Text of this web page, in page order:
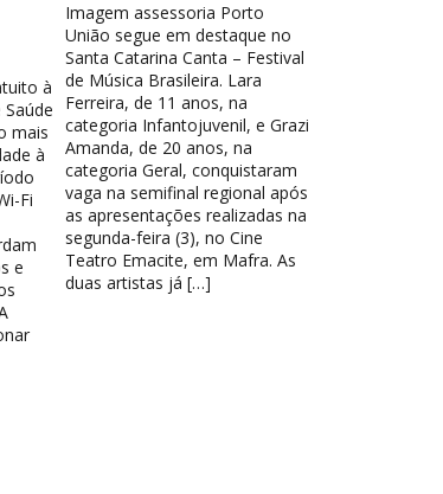
à
mais
à
Fi
e
Imagem assessoria Porto
União segue em destaque no
Santa Catarina Canta – Festival
de Música Brasileira. Lara
Ferreira, de 11 anos, na
categoria Infantojuvenil, e Grazi
Amanda, de 20 anos, na
categoria Geral, conquistaram
vaga na semifinal regional após
as apresentações realizadas na
segunda-feira (3), no Cine
Teatro Emacite, em Mafra. As
duas artistas já […]